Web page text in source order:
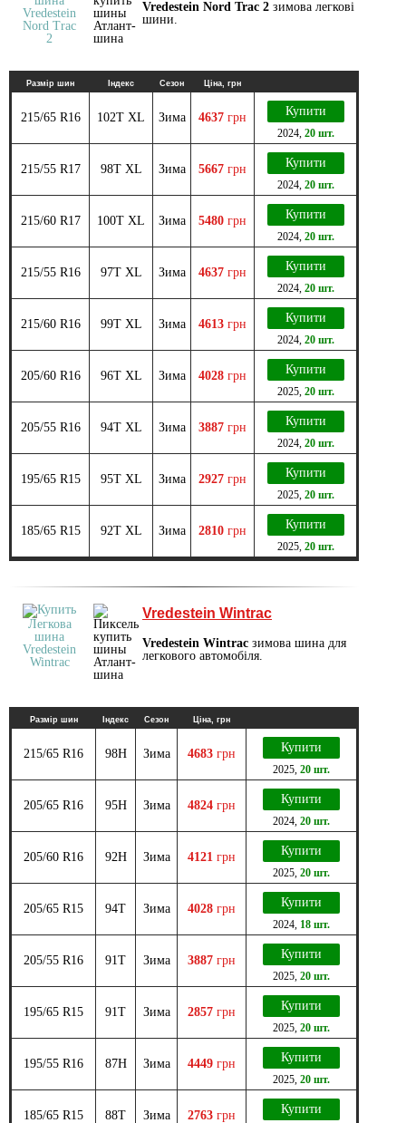
Vredestein Nord Trac 2 зимова легкові
шини.
Размір шин Індекс Сезон Ціна, грн
215/65 R16 102T XL Зима 4637 грн Купити
2024, 20 шт.
215/55 R17 98T XL Зима 5667 грн Купити
2024, 20 шт.
215/60 R17 100T XL Зима 5480 грн Купити
2024, 20 шт.
215/55 R16 97T XL Зима 4637 грн Купити
2024, 20 шт.
215/60 R16 99T XL Зима 4613 грн Купити
2024, 20 шт.
205/60 R16 96T XL Зима 4028 грн Купити
2025, 20 шт.
205/55 R16 94T XL Зима 3887 грн Купити
2024, 20 шт.
195/65 R15 95T XL Зима 2927 грн Купити
2025, 20 шт.
185/65 R15 92T XL Зима 2810 грн Купити
2025, 20 шт.
Vredestein Wintrac
Vredestein Wintrac зимова шина для
легкового автомобіля.
Размір шин Індекс Сезон Ціна, грн
215/65 R16 98H Зима 4683 грн Купити
2025 20 шт.
205/65 R16 95H Зима 4824 грн Купити
2024 20 шт.
205/60 R16 92H Зима 4121 грн Купити
2025 20 шт.
205/65 R15 94T Зима 4028 грн Купити
2024 18 шт.
205/55 R16 91T Зима 3887 грн Купити
2025 20 шт.
195/65 R15 91T Зима 2857 грн Купити
2025 20 шт.
195/55 R16 87H Зима 4449 грн Купити
2025 20 шт.
185/65 R15 88T Зима 2763 грн Купити